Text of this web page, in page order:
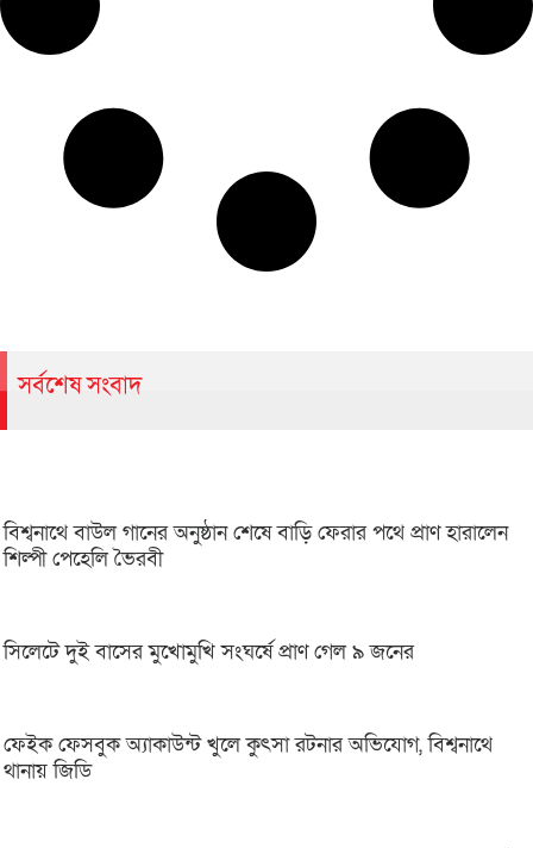
সর্বশেষ সংবাদ
বিশ্বনাথে বাউল গানের অনুষ্ঠান শেষে বাড়ি ফেরার পথে প্রাণ হারালেন
শিল্পী পেহেলি ভৈরবী
সিলেটে দুই বাসের মুখোমুখি সংঘর্ষে প্রাণ গেল ৯ জনের
ফেইক ফেসবুক অ্যাকাউন্ট খুলে কুৎসা রটনার অভিযোগ, বিশ্বনাথে
থানায় জিডি